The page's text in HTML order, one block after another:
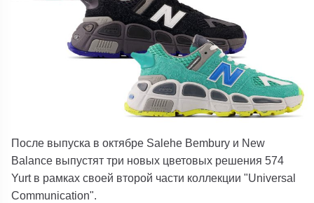
После выпуска в октябре Salehe Bembury и New
Balance выпустят три новых цветовых решения 574
Yurt в рамках своей второй части коллекции "Universal
Communication".